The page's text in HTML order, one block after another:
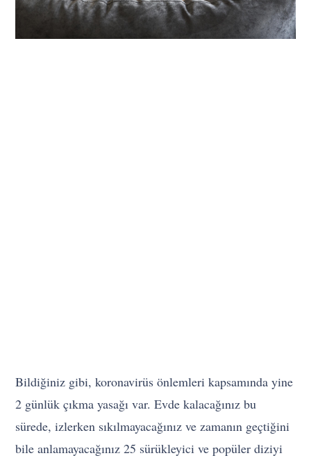
Bildiğiniz gibi, koronavirüs önlemleri kapsamında yine
2 günlük çıkma yasağı var. Evde kalacağınız bu
sürede, izlerken sıkılmayacağınız ve zamanın geçtiğini
bile anlamayacağınız 25 sürükleyici ve popüler diziyi